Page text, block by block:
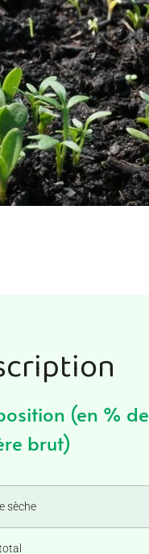
(en % de
brut)
sèche